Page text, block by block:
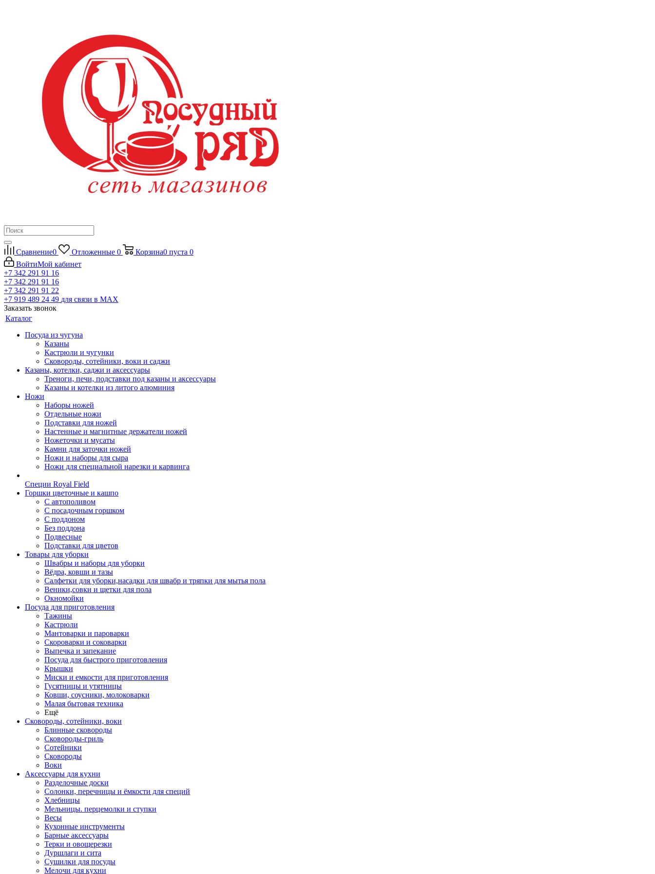
Сравнение0 Отложенные 0 Корзина0 пуста 0
ВойтиМой кабинет
+7 342 291 91 16
+7 342 291 91 16
+7 342 291 91 22
+7 919 489 24 49 для связи в МАХ
Заказать звонок
Каталог
Посуда из чугуна
Казаны
Кастрюли и чугунки
Сковороды, сотейники, воки и саджи
Казаны, котелки, саджи и аксессуары
Треноги, печи, подставки под казаны и аксессуары
Казаны и котелки из литого алюминия
Ножи
Наборы ножей
Отдельные ножи
Подставки для ножей
Настенные и магнитные держатели ножей
Ножеточки и мусаты
Камни для заточки ножей
Ножи и наборы для сыра
Ножи для специальной нарезки и карвинга
Специи Royal Field
Горшки цветочные и кашпо
С автополивом
С посадочным горшком
С поддоном
Без поддона
Подвесные
Подставки для цветов
Товары для уборки
Швабры и наборы для уборки
Вёдра, ковши и тазы
Салфетки для уборки,насадки для швабр и тряпки для мытья пола
Веники,совки и щетки для пола
Окномойки
Посуда для приготовления
Тажины
Кастрюли
Мантоварки и пароварки
Скороварки и соковарки
Выпечка и запекание
Посуда для быстрого приготовления
Крышки
Миски и емкости для приготовления
Гусятницы и утятницы
Ковши, соусники, молоковарки
Малая бытовая техника
Ещё
Сковороды, сотейники, воки
Блинные сковороды
Сковороды-гриль
Сотейники
Сковороды
Воки
Аксессуары для кухни
Разделочные доски
Солонки, перечницы и ёмкости для специй
Хлебницы
Мельницы. перцемолки и ступки
Весы
Кухонные инструменты
Барные аксессуары
Терки и овощерезки
Дуршлаги и сита
Сушилки для посуды
Мелочи для кухни